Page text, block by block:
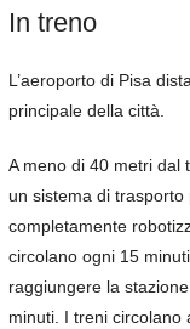
In treno
L’aeroporto di Pisa
principale della città.
A meno di 40 metri dal
un sistema di
completamente
circolano ogni 15
raggiungere la
minuti. I treni circolano